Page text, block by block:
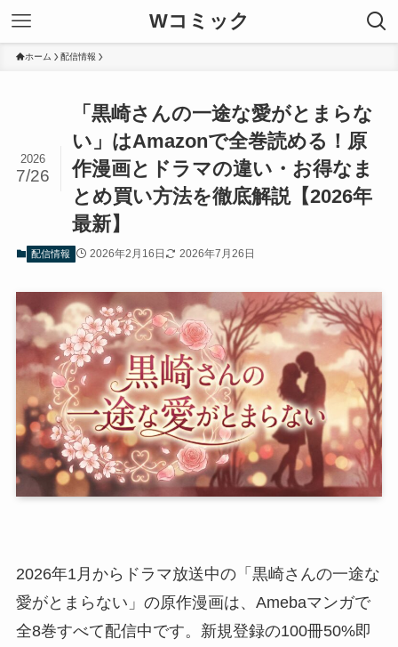
Wコミック
ホーム 配信情報
「黒崎さんの一途な愛がとまらな
い」はAmazonで全巻読める！原
作漫画とドラマの違い・お得なま
とめ買い方法を徹底解説【2026年
最新】
2026
7/26
配信情報 2026年2月16日 2026年7月26日
2026年1月からドラマ放送中の「黒崎さんの一途な
愛がとまらない」の原作漫画は、Amebaマンガで
全8巻すべて配信中です。新規登録の100冊50%即